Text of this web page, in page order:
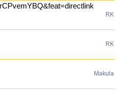
RK
RK
Makula